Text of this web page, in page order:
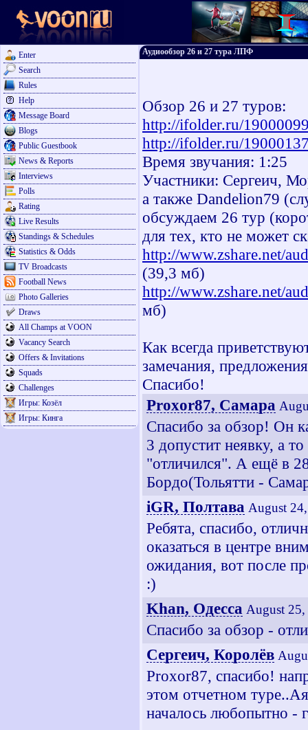
Enter
Search
Rules
Help
Message Board
Blogs
Public Guestbook
News & Reports
Interviews
Polls
Rating
Live Results
Standings & Schedules
Statistics & Odds
TV Broadcasts
Football News
Photo Galleries
Draws
All Champs at VOON
Vacancy Search
Offers & Invitations
Squads
Challenges
Игры: Козёл
Игры: Кинга
Аудиообзор 26 и 27 тура ЛПФ
Обзор 26 и 27 туров:
http://ifolder.ru/
http://ifolder.ru/
Время звучания: 1:25
Участники: Сергеич,
а также Dandelion79
обсуждаем 26 тур
для тех, кто не может
http://www.zshare.net/
(39,3 мб)
http://www.zshare.net/
мб)
Как всегда
замечания,
Спасибо!
Proxor87, Самара
Спасибо за обзор! Он
3 допустит неявку, а
"отличился". А ещё в
Бордо(Тольятти -
iGR, Полтава August
Ребята, спасибо,
оказаться в центре
ожидания, вот после
:)
Khan, Одесса August
Спасибо за обзор -
Сергеич, Королёв
Proxor87, спасибо!
этом отчетном
началось любопытно -